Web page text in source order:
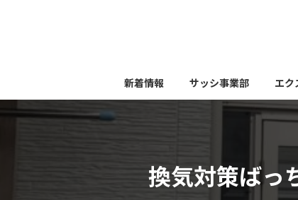
新着情報 サッシ事業部 エク
換気対策ばっ